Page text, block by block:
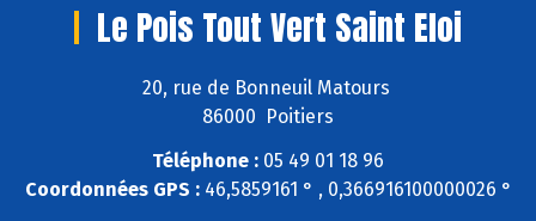
Le Pois Tout Vert Saint Eloi
20, rue de Bonneuil Matours
86000 Poitiers
Téléphone : 05 49 01 18 96
Coordonnées GPS :46,5859161 ° , 0,366916100000026 °